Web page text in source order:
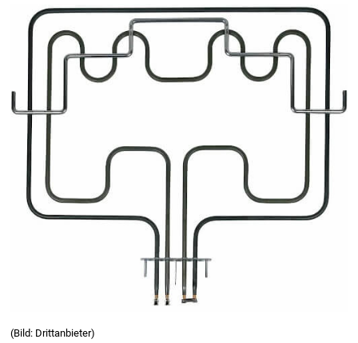
oder
Zubehörs
(keine
Sonderzeichen)
(Bild: Drittanbieter)